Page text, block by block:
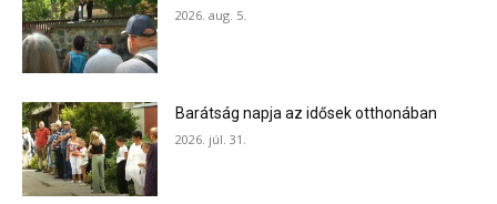
2026. aug. 5.
Barátság napja az idősek otthonában
2026. júl. 31.